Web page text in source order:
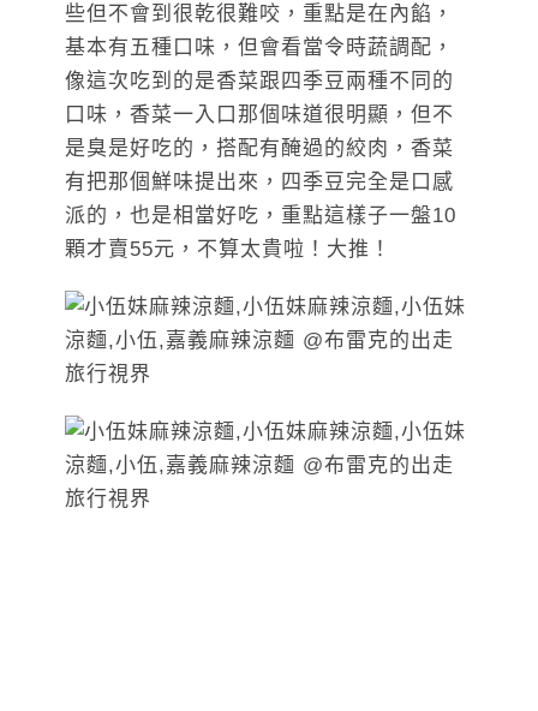
些但不會到很乾很難咬，重點是在內餡，
基本有五種口味，但會看當令時蔬調配，
像這次吃到的是香菜跟四季豆兩種不同的
口味，香菜一入口那個味道很明顯，但不
是臭是好吃的，搭配有醃過的絞肉，香菜
有把那個鮮味提出來，四季豆完全是口感
派的，也是相當好吃，重點這樣子一盤10
顆才賣55元，不算太貴啦！大推！